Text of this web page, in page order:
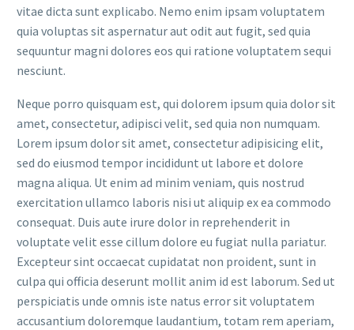
vitae dicta sunt explicabo. Nemo enim ipsam voluptatem
quia voluptas sit aspernatur aut odit aut fugit, sed quia
sequuntur magni dolores eos qui ratione voluptatem sequi
nesciunt.
Neque porro quisquam est, qui dolorem ipsum quia dolor sit
amet, consectetur, adipisci velit, sed quia non numquam.
Lorem ipsum dolor sit amet, consectetur adipisicing elit,
sed do eiusmod tempor incididunt ut labore et dolore
magna aliqua. Ut enim ad minim veniam, quis nostrud
exercitation ullamco laboris nisi ut aliquip ex ea commodo
consequat. Duis aute irure dolor in reprehenderit in
voluptate velit esse cillum dolore eu fugiat nulla pariatur.
Excepteur sint occaecat cupidatat non proident, sunt in
culpa qui officia deserunt mollit anim id est laborum. Sed ut
perspiciatis unde omnis iste natus error sit voluptatem
accusantium doloremque laudantium, totam rem aperiam,